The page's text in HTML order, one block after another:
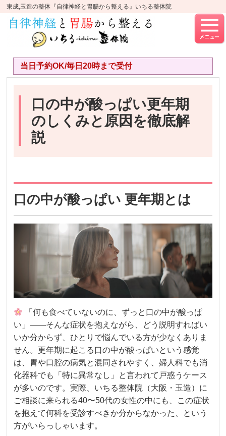
東成,玉造の整体『自律神経と胃腸から整える』いちる整体院
当日予約OK/毎日20時まで受付
口の中が酸っぱい更年期
のしくみと原因を徹底解
説
口の中が酸っぱい 更年期とは
「何も食べていないのに、ずっと口の中が酸っぱ
い」——そんな症状を抱えながら、どう説明すればい
いか分からず、ひとりで悩んでいる方が少なくありま
せん。更年期に起こる口の中が酸っぱいという感覚
は、胃や口腔の病気と混同されやすく、婦人科でも消
化器科でも「特に異常なし」と言われて戸惑うケース
が多いのです。実際、いちる整体院（大阪・玉造）に
ご相談に来られる40〜50代の女性の中にも、この症状
を抱えて何科を受診すべきか分からなかった、という
方がいらっしゃいます。